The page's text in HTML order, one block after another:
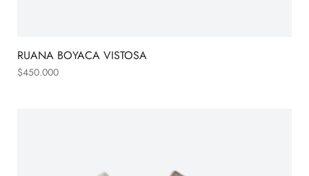
RUANA BOYACA VISTOSA
$450.000